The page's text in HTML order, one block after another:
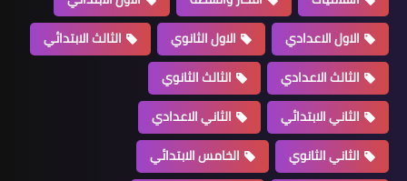
الاول الاعدادي
الاول الثانوي
الثالث الابتدائي
الثالث الاعدادي
الثالث الثانوي
الثاني الابتدائي
الثاني الاعدادي
الثاني الثانوي
الخامس الابتدائي